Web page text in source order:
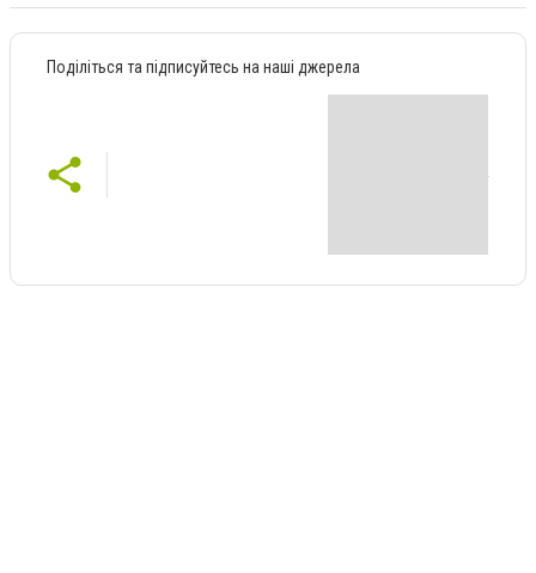
Поділіться та підписуйтесь на наші джерела